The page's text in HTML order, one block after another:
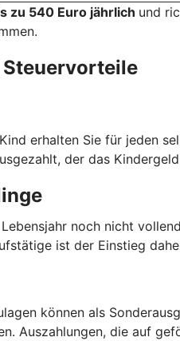
zu 540 Euro jährlich und
erhalten Sie für jeden
der das
noch nicht
ist der Einstieg
können als
Auszahlungen, die auf